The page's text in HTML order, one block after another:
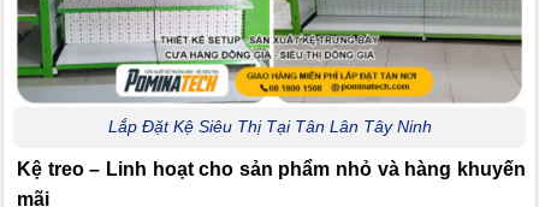
Lắp Đặt Kệ Siêu Thị Tại Tân Lân Tây Ninh
Kệ treo – Linh hoạt cho sản phẩm nhỏ và hàng khuyến
mãi